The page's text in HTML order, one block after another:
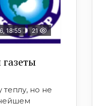
18:55 21
но не